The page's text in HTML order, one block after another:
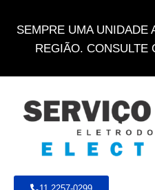
SEMPRE UMA UNIDADE
REGIÃO. CONSULTE